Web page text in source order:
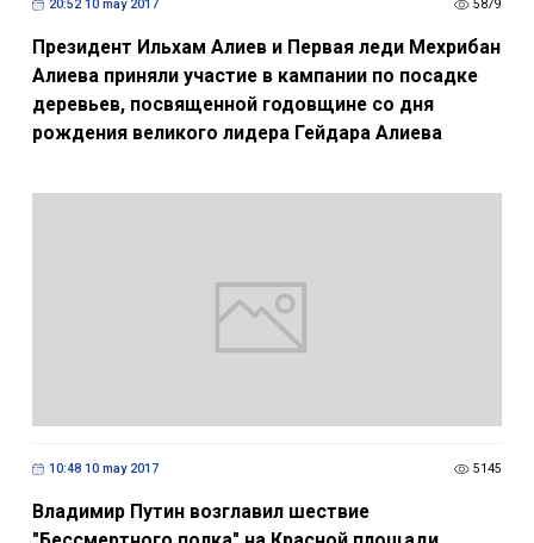
20:52 10 may 2017 5879
Президент Ильхам Алиев и Первая леди Мехрибан
Алиева приняли участие в кампании по посадке
деревьев, посвященной годовщине со дня
рождения великого лидера Гейдара Алиева
10:48 10 may 2017 5145
Владимир Путин возглавил шествие